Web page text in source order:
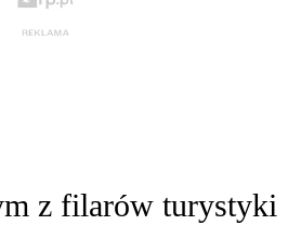
z filarów turystyki